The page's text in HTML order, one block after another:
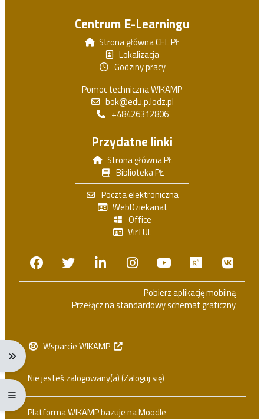
Rozwiń menu nawigacji: Ctrl + Alt + →
Rozwiń menu pełnoekranowe: Ctrl + Alt + f
Centrum E-Learningu
Strona główna CEL PŁ
Lokalizacja
Godziny pracy
Pomoc techniczna WIKAMP
bok@edu.p.lodz.pl
+48426312806
Przydatne linki
Strona główna PŁ
Biblioteka PŁ
Poczta elektroniczna
WebDziekanat
Office
VirTUL
FacebookTwitterLinkedinInstagram
Youtube
Pobierz aplikację mobilną
Przełącz na standardowy schemat graficzny
Wsparcie WIKAMP
Nie jesteś zalogowany(a) (Zaloguj się)
Platforma WIKAMP bazuje naMoodle